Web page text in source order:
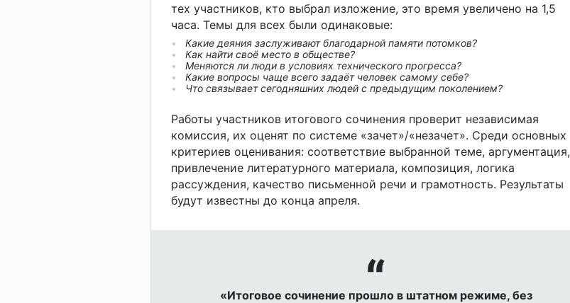
тех участников, кто выбрал изложение, это время увеличено на 1,5
часа. Темы для всех были одинаковые:
Какие деяния заслуживают благодарной памяти потомков?
Как найти своё место в обществе?
Меняются ли люди в условиях технического прогресса?
Какие вопросы чаще всего задаёт человек самому себе?
Что связывает сегодняшних людей с предыдущим поколением?
Работы участников итогового сочинения проверит независимая
комиссия, их оценят по системе «зачет»/«незачет». Среди основных
критериев оценивания: соответствие выбранной теме, аргументация,
привлечение литературного материала, композиция, логика
рассуждения, качество письменной речи и грамотность. Результаты
будут известны до конца апреля.
«Итоговое сочинение прошло в штатном режиме, без